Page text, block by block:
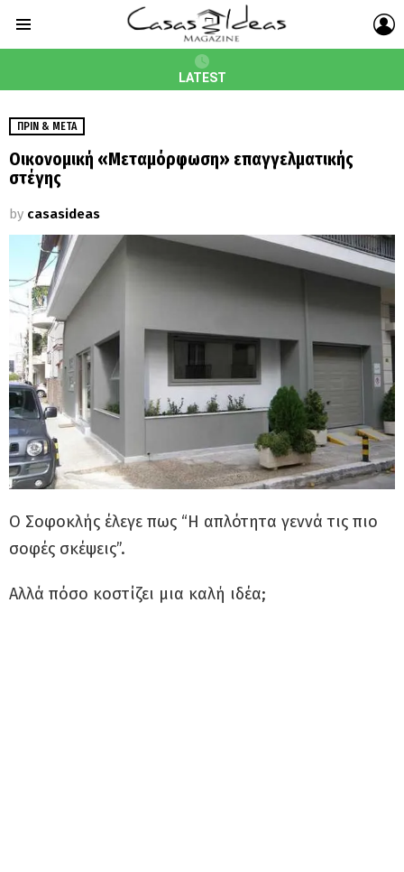
LATEST
ΠΡΙΝ & ΜΕΤΆ
Οικονομική «Μεταμόρφωση» επαγγελματικής
στέγης
by casasideas
Ο Σοφοκλής έλεγε πως “Η απλότητα γεννά τις πιο
σοφές σκέψεις”.
Αλλά πόσο κοστίζει μια καλή ιδέα;